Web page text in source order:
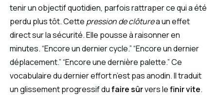
tenir un objectif quotidien, parfois rattraper ce qui a été
perdu plus tôt. Cette pression de clôturea un effet
direct sur la sécurité. Elle pousse à raisonner en
minutes. “Encore un dernier cycle.” “Encore un dernier
déplacement.” “Encore une dernière palette.” Ce
vocabulaire du dernier effort n’est pas anodin. Il traduit
un glissement progressif dufaire sûrvers lefinir vite.